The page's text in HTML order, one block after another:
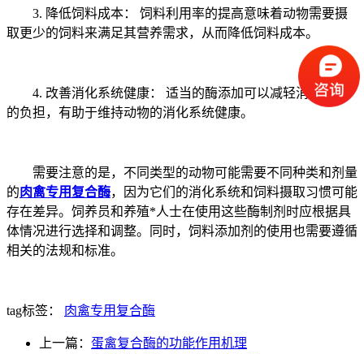
3. 降低饲料成本： 饲料利用率的提高意味着动物需要摄
取更少的饲料来满足其营养需求，从而降低饲料成本。
4. 改善消化系统健康： 适当的酶添加可以减轻消化系统
的负担，有助于维持动物的消化系统健康。
需要注意的是，不同类型的动物可能需要不同种类和剂量
的肉禽专用复合酶，因为它们的消化系统和饲料摄取习惯可能
存在差异。饲养员和养殖*人士在使用这些酶制剂时应根据具
体情况进行选择和调整。同时，饲料添加剂的使用也需要遵循
相关的法规和标准。
tag标签： 肉禽专用复合酶
上一篇： 蛋禽复合酶的功能作用机理